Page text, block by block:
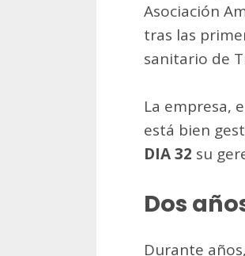
Asociación
tras las
sanitario de
La empresa,
está bien
DIA 32 su
Dos
Durante